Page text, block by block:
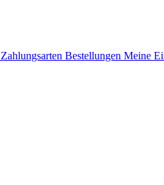
Zahlungsarten Bestellungen Meine